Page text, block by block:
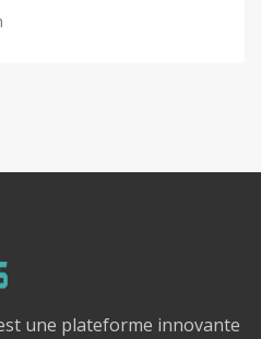
une plateforme innovante